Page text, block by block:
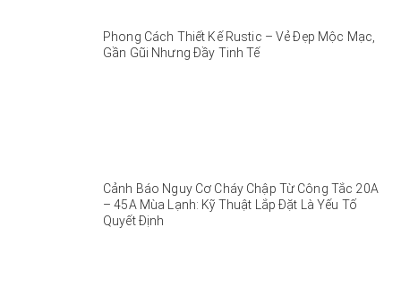
Phong Cách Thiết Kế Rustic – Vẻ Đẹp Mộc Mạc,
Gần Gũi Nhưng Đầy Tinh Tế
Cảnh Báo Nguy Cơ Cháy Chập Từ Công Tắc 20A
– 45A Mùa Lạnh: Kỹ Thuật Lắp Đặt Là Yếu Tố
Quyết Định